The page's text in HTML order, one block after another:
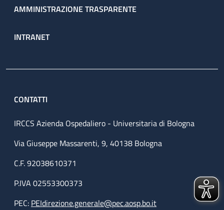
AMMINISTRAZIONE TRASPARENTE
INTRANET
CONTATTI
IRCCS Azienda Ospedaliero - Universitaria di Bologna
Via Giuseppe Massarenti, 9, 40138 Bologna
C.F. 92038610371
P.IVA 02553300373
PEC: PEIdirezione.generale@pec.aosp.bo.it